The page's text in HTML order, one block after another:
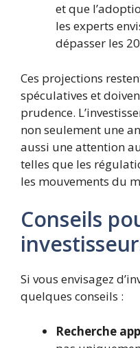
et que
les experts
dépasser les
Ces projections
spéculatives et
prudence.
non seulement une
aussi une attention
telles que les
les mouvements du
Conseils
Si vous envisagez
quelques conseils :
Recherche